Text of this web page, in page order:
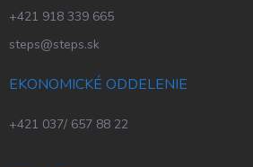
+421 918 339 665
steps@steps.sk
EKONOMICKÉ ODDELENIE
+421 037/ 657 88 22